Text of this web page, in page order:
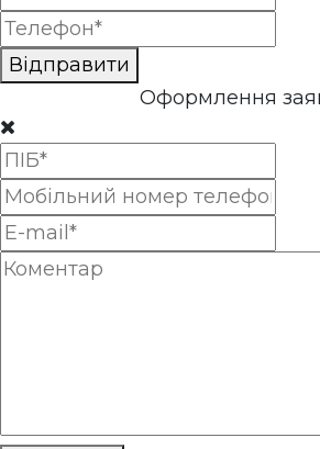
Відправити
Оформлення